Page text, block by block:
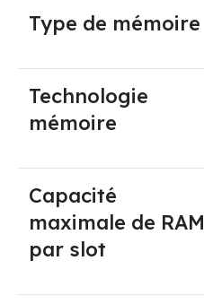
Type de mémoire
Technologie
mémoire
Capacité
maximale de RAM
par slot